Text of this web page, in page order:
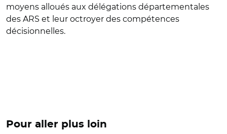
moyens alloués aux délégations départementales
des ARS et leur octroyer des compétences
décisionnelles.
Pour aller plus loin